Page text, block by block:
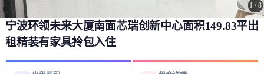
1 /8
宁波环领未来大厦南面芯瑞创新中心面积149.83平出
租精装有家具拎包入住